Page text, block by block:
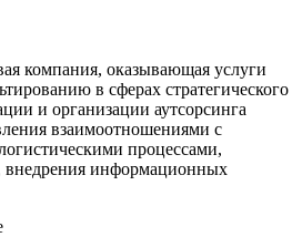
компания, оказывающая услуги
в сферах стратегического
и организации аутсорсинга
взаимоотношениями с
процессами,
внедрения информационных